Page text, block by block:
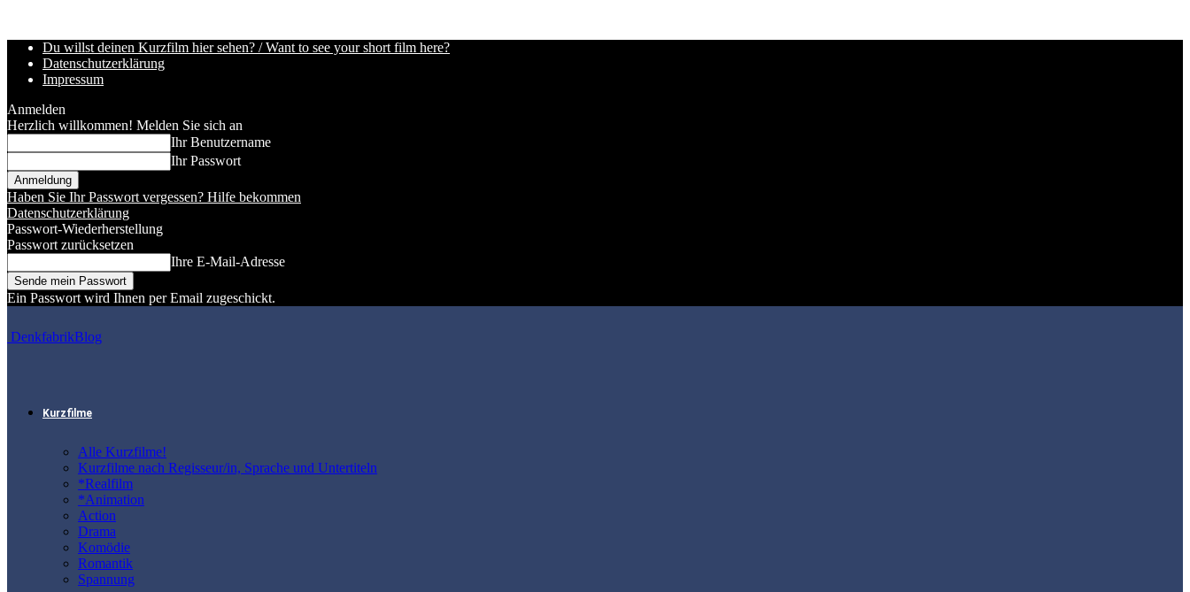
Du willst deinen Kurzfilm hier sehen? / Want to see your short film here?
Datenschutzerklärung
Impressum
Anmelden
Herzlich willkommen! Melden Sie sich an
Ihr Benutzername
Ihr Passwort
Haben Sie Ihr Passwort vergessen? Hilfe bekommen
Datenschutzerklärung
Passwort-Wiederherstellung
Passwort zurücksetzen
Ihre E-Mail-Adresse
Ein Passwort wird Ihnen per Email zugeschickt.
DenkfabrikBlog
Kurzfilme
Alle Kurzfilme!
Kurzfilme nach Regisseur/in, Sprache und Untertiteln
*Realfilm
*Animation
Action
Drama
Komödie
Romantik
Spannung